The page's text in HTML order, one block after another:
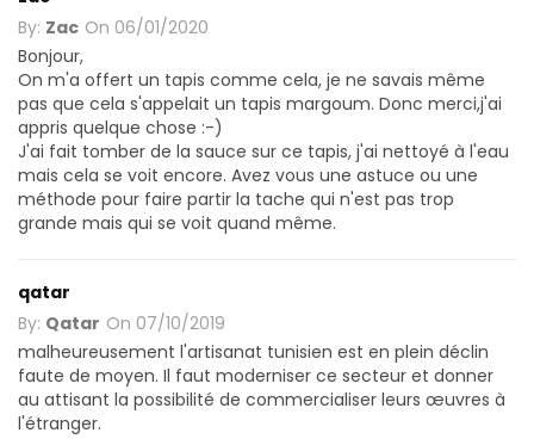
By: Zac On 06/01/2020
Bonjour,
On m'a offert un tapis comme cela, je ne savais même
pas que cela s'appelait un tapis margoum. Donc merci,j'ai
appris quelque chose :-)
J'ai fait tomber de la sauce sur ce tapis, j'ai nettoyé à l'eau
mais cela se voit encore. Avez vous une astuce ou une
méthode pour faire partir la tache qui n'est pas trop
grande mais qui se voit quand même.
qatar
By: Qatar On 07/10/2019
malheureusement l'artisanat tunisien est en plein déclin
faute de moyen. Il faut moderniser ce secteur et donner
au attisant la possibilité de commercialiser leurs œuvres à
l'étranger.